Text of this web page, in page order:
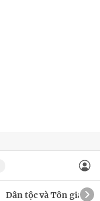
Dân tộc và Tôn giáo